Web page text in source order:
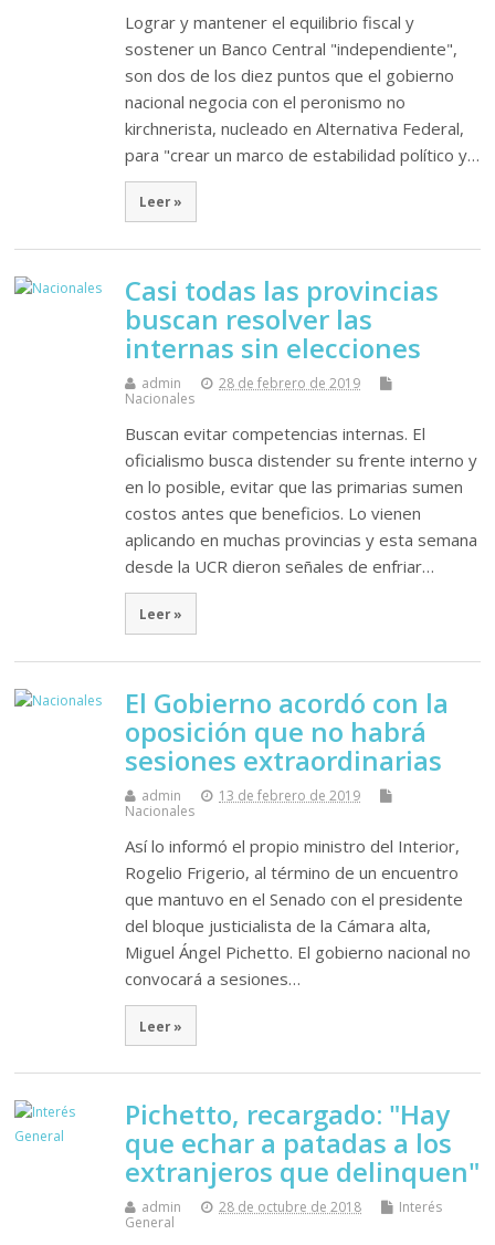
Lograr y mantener el equilibrio fiscal y
sostener un Banco Central "independiente",
son dos de los diez puntos que el gobierno
nacional negocia con el peronismo no
kirchnerista, nucleado en Alternativa Federal,
para "crear un marco de estabilidad político y…
Leer »
Casi todas las provincias
buscan resolver las
internas sin elecciones
admin
28 de febrero de 2019
Nacionales
Buscan evitar competencias internas. El
oficialismo busca distender su frente interno y
en lo posible, evitar que las primarias sumen
costos antes que beneficios. Lo vienen
aplicando en muchas provincias y esta semana
desde la UCR dieron señales de enfriar…
Leer »
El Gobierno acordó con la
oposición que no habrá
sesiones extraordinarias
admin
13 de febrero de 2019
Nacionales
Así lo informó el propio ministro del Interior,
Rogelio Frigerio, al término de un encuentro
que mantuvo en el Senado con el presidente
del bloque justicialista de la Cámara alta,
Miguel Ángel Pichetto. El gobierno nacional no
convocará a sesiones…
Leer »
Pichetto, recargado: "Hay
que echar a patadas a los
extranjeros que delinquen"
admin 28 de octubre de 2018
Interés
General